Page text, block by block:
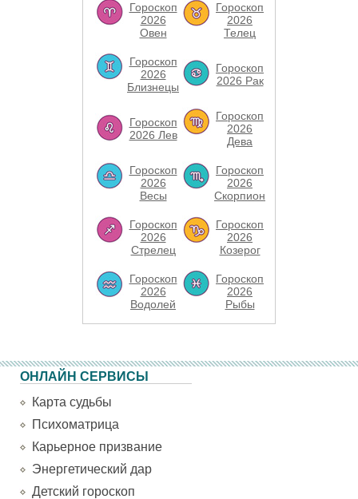
Гороскоп
2026
Овен
Гороскоп
2026
Телец
Гороскоп
2026
Близнецы
Гороскоп
2026 Рак
Гороскоп
2026 Лев
Гороскоп
2026
Дева
Гороскоп
2026
Весы
Гороскоп
2026
Скорпион
Гороскоп
2026
Стрелец
Гороскоп
2026
Козерог
Гороскоп
2026
Водолей
Гороскоп
2026
Рыбы
ОНЛАЙН СЕРВИСЫ
Карта судьбы
Психоматрица
Карьерное призвание
Энергетический дар
Детский гороскоп